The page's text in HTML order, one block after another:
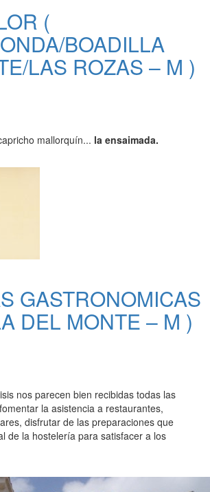
(
BOADILLA
LAS ROZAS – M )
mallorquín... la ensaimada.
GASTRONOMICAS
DEL MONTE – M )
nos parecen bien recibidas todas las
la asistencia a restaurantes,
disfrutar de las preparaciones que
de la hostelería para satisfacer a los